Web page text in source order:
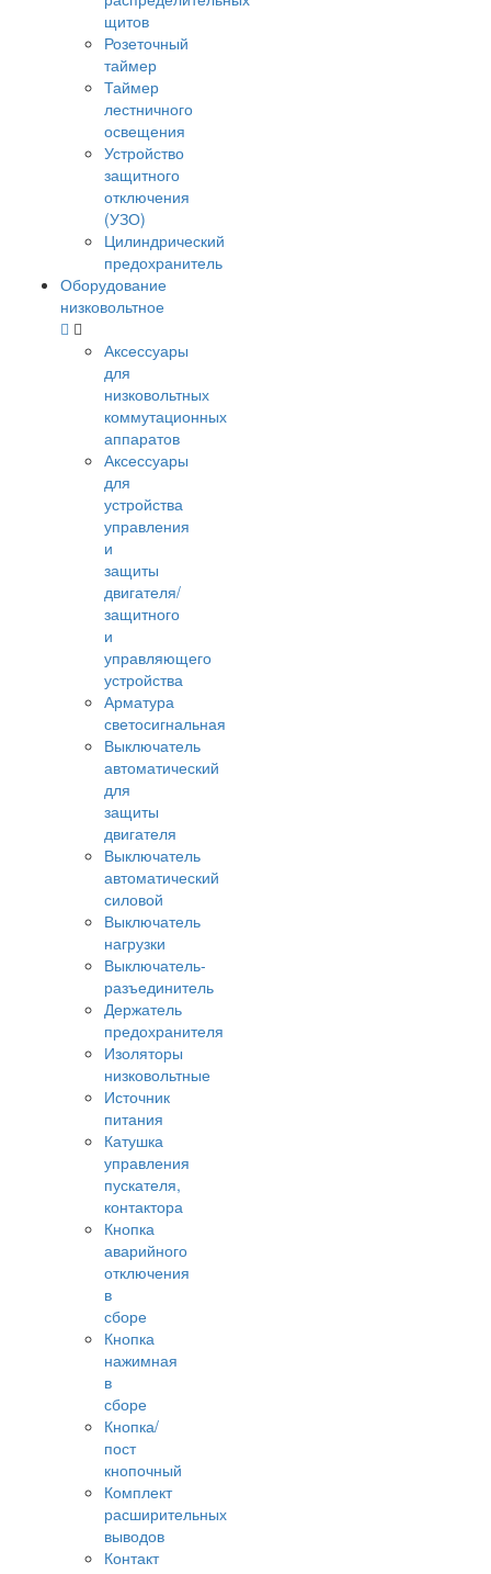
щитов
Розеточный
таймер
Таймер
лестничного
освещения
Устройство
защитного
отключения
(УЗО)
Цилиндрический
предохранитель
Оборудование
низковольтное
Аксессуары
для
низковольтных
коммутационных
аппаратов
Аксессуары
для
устройства
управления
и
защиты
двигателя/
защитного
и
управляющего
устройства
Арматура
светосигнальная
Выключатель
автоматический
для
защиты
двигателя
Выключатель
автоматический
силовой
Выключатель
нагрузки
Выключатель-
разъединитель
Держатель
предохранителя
Изоляторы
низковольтные
Источник
питания
Катушка
управления
пускателя,
контактора
Кнопка
аварийного
отключения
в
сборе
Кнопка
нажимная
в
сборе
Кнопка/
пост
кнопочный
Комплект
расширительных
выводов
Контакт